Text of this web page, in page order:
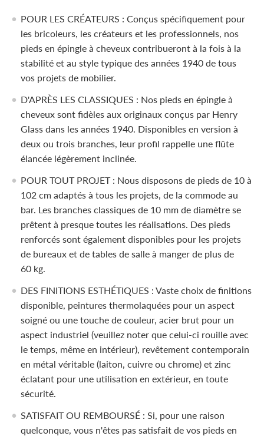
POUR LES CRÉATEURS : Conçus spécifiquement pour
les bricoleurs, les créateurs et les professionnels, nos
pieds en épingle à cheveux contribueront à la fois à la
stabilité et au style typique des années 1940 de tous
vos projets de mobilier.
D'APRÈS LES CLASSIQUES : Nos pieds en épingle à
cheveux sont fidèles aux originaux conçus par Henry
Glass dans les années 1940. Disponibles en version à
deux ou trois branches, leur profil rappelle une flûte
élancée légèrement inclinée.
POUR TOUT PROJET : Nous disposons de pieds de 10 à
102 cm adaptés à tous les projets, de la commode au
bar. Les branches classiques de 10 mm de diamètre se
prêtent à presque toutes les réalisations. Des pieds
renforcés sont également disponibles pour les projets
de bureaux et de tables de salle à manger de plus de
60 kg.
DES FINITIONS ESTHÉTIQUES : Vaste choix de finitions
disponible, peintures thermolaquées pour un aspect
soigné ou une touche de couleur, acier brut pour un
aspect industriel (veuillez noter que celui-ci rouille avec
le temps, même en intérieur), revêtement contemporain
en métal véritable (laiton, cuivre ou chrome) et zinc
éclatant pour une utilisation en extérieur, en toute
sécurité.
SATISFAIT OU REMBOURSÉ : Si, pour une raison
quelconque, vous n'êtes pas satisfait de vos pieds en